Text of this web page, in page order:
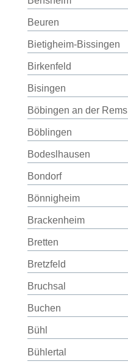
Beuren
Bietigheim-Bissingen
Birkenfeld
Bisingen
Böbingen an der Rems
Böblingen
Bodeslhausen
Bondorf
Bönnigheim
Brackenheim
Bretten
Bretzfeld
Bruchsal
Buchen
Bühl
Bühlertal